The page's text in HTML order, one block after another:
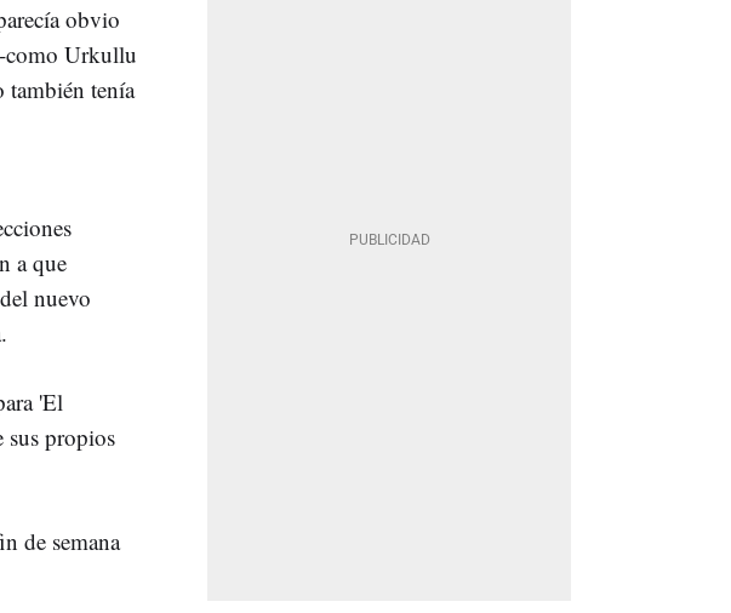
obvio
como Urkullu
también tenía
a que
nuevo
'El
sus propios
de semana